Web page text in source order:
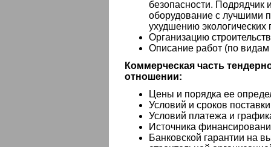
безопасности. Подрядчик
оборудование с лучшими
ухудшению экологических
Организацию
Описание работ (по видам
Коммерческая часть
отношении:
Цены и порядка ее
Условий и сроков
Условий платежа и
Источника
Банковской гарантии на